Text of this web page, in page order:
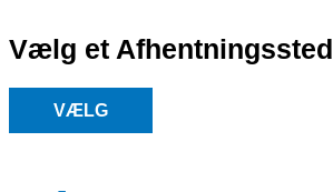
Vælg et Afhentningssted
VÆLG